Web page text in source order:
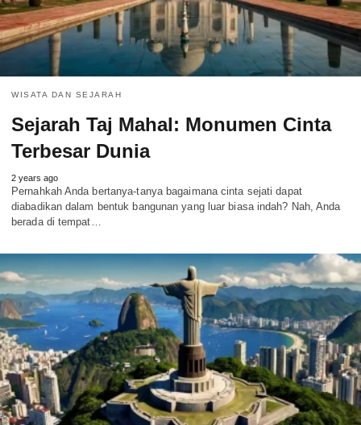
WISATA DAN SEJARAH
Sejarah Taj Mahal: Monumen Cinta
Terbesar Dunia
2 years ago
Pernahkah Anda bertanya-tanya bagaimana cinta sejati dapat
diabadikan dalam bentuk bangunan yang luar biasa indah? Nah, Anda
berada di tempat…